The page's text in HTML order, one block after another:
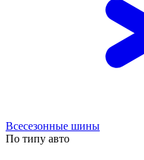
Всесезонные шины
По типу авто